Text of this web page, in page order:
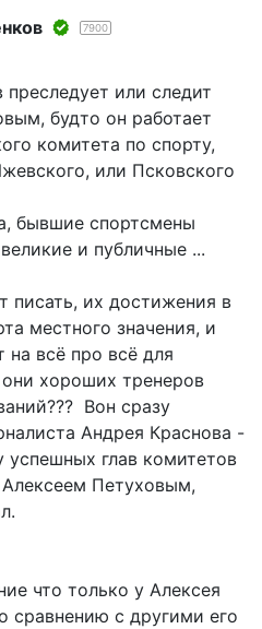
7900
или следит
будто он работает
комитета по спорту,
или Псковского
бывшие спортсмены
и публичные ...
писать, их достижения в
местного значения, и
на всё про всё для
хороших тренеров
Вон сразу
Андрея Краснова -
глав комитетов
Петуховым,
что только у Алексея
сравнению с другими его